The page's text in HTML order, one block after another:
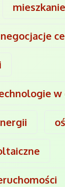
mieszkanie
negocjacje
w